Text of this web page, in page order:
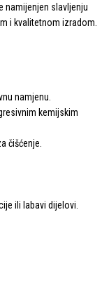
namijenjen slavljenju
i kvalitetnom izradom.
namjenu.
kemijskim
čišćenje.
ili labavi dijelovi.